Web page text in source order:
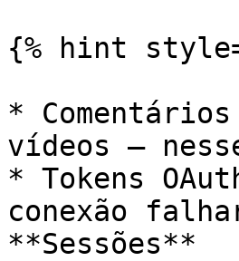
{% hint
*
vídeos —
* Tokens
conexão
**Sessões**